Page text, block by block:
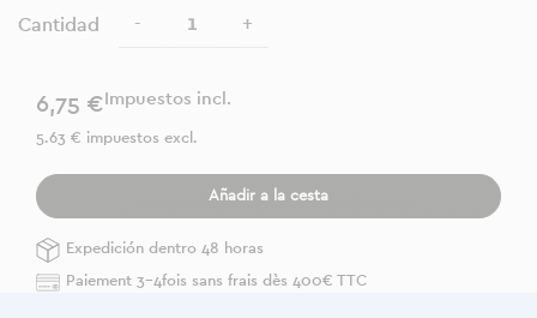
Cantidad - +
6,75 € Impuestos incl.
5.63 € impuestos excl.
Añadir a la cesta
Expedición dentro 48 horas
Paiement 3-4fois sans frais dès 400€ TTC